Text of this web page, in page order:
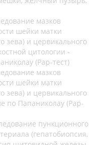
мазков
шейки матки
зева) и цервикального
цитологии -
(Рар-тест)
мазков
шейки матки
зева) и цервикального
по Папаниколау (Рар-
пункционного
(гепатобиопсия,